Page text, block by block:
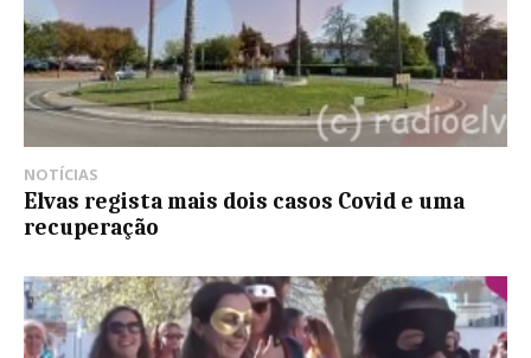
NOTÍCIAS
Elvas regista mais dois casos Covid e uma
recuperação